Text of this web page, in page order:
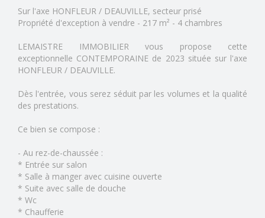
Sur l'axe HONFLEUR / DEAUVILLE, secteur prisé
Propriété d'exception à vendre - 217 m² - 4 chambres
LEMAISTRE IMMOBILIER vous propose cette
exceptionnelle CONTEMPORAINE de 2023 située sur l'axe
HONFLEUR / DEAUVILLE.
Dès l'entrée, vous serez séduit par les volumes et la qualité
des prestations.
Ce bien se compose :
- Au rez-de-chaussée :
* Entrée sur salon
* Salle à manger avec cuisine ouverte
* Suite avec salle de douche
* Wc
* Chaufferie